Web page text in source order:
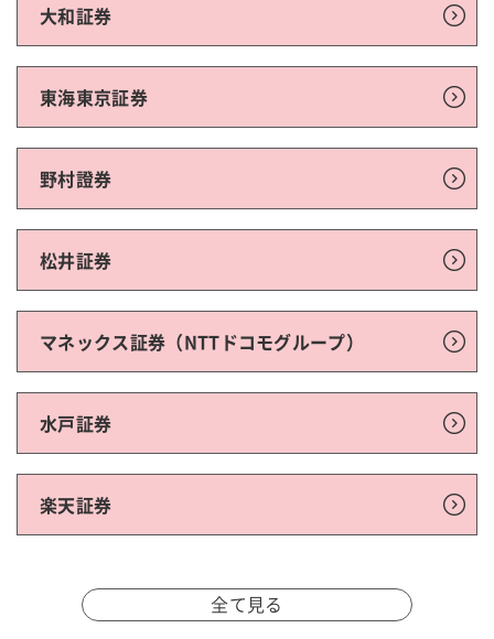
大和証券
東海東京証券
野村證券
松井証券
マネックス証券（NTTドコモグループ）
水戸証券
楽天証券
全て見る